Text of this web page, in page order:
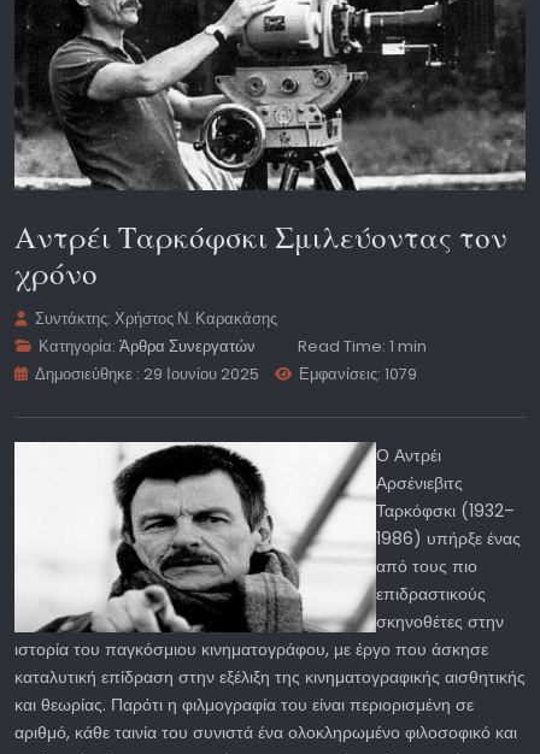
Αντρέι Ταρκόφσκι Σμιλεύοντας τον
χρόνο
Συντάκτης:Χρήστος Ν. Καρακάσης
Κατηγορία:Άρθρα Συνεργατών
Read Time: 1 min
Δημοσιεύθηκε : 29 Ιουνίου 2025
Εμφανίσεις: 1079
Ο Αντρέι
Αρσένιεβιτς
Ταρκόφσκι (1932–
1986) υπήρξε ένας
από τους πιο
επιδραστικούς
σκηνοθέτες στην
ιστορία του παγκόσμιου κινηματογράφου, με έργο που άσκησε
καταλυτική επίδραση στην εξέλιξη της κινηματογραφικής αισθητικής
και θεωρίας. Παρότι η φιλμογραφία του είναι περιορισμένη σε
αριθμό, κάθε ταινία του συνιστά ένα ολοκληρωμένο φιλοσοφικό και